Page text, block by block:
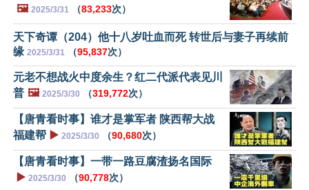
🖼️ 2025/3/31 （83,233次）
天下奇谭（204）他十八岁吐血而死 转世后与妻子再续前
缘 2025/3/31 （95,837次）
元老不想战火中度余生？红二代派代表见川
普 🖼️ 2025/3/30 （319,772次）
【唐青看时事】谁才是掌军者 陕西帮大战
福建帮 ▶️ 2025/3/30 （90,680次）
【唐青看时事】一带一路豆腐渣扬名国际
▶️ 2025/3/30 （90,778次）